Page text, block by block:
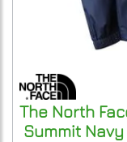
The North
Summit Navy